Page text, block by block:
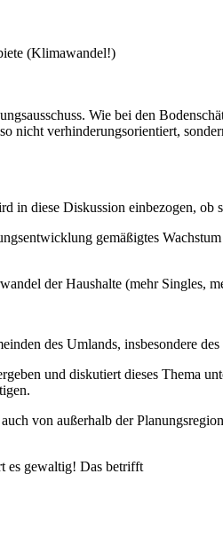
(Klimawandel!)
Wie bei den
nicht verhinderungsorientiert,
in diese Diskussion einbezogen, ob
gemäßigtes
der Haushalte (mehr Singles,
des Umlands, insbesondere
und diskutiert dieses Thema
von außerhalb der
es gewaltig! Das betrifft